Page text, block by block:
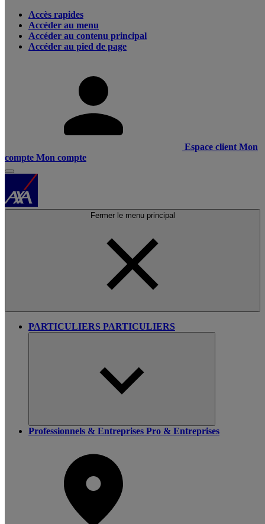
Accès rapides
Accéder au menu
Accéder au contenu principal
Accéder au pied de page
Espace client Mon
compte Mon compte
Fermer le menu principal
PARTICULIERS PARTICULIERS
Professionnels & Entreprises Pro & Entreprises